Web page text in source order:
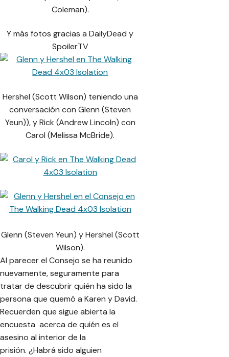
Coleman).
Y más fotos gracias a DailyDead y
SpoilerTV
Hershel (Scott Wilson) teniendo una
conversación con Glenn (Steven
Yeun)), y Rick (Andrew Lincoln) con
Carol (Melissa McBride).
Glenn (Steven Yeun) y Hershel (Scott
Wilson).
Al parecer el Consejo se ha reunido
nuevamente, seguramente para
tratar de descubrir quién ha sido la
persona que quemó a Karen y David.
Recuerden que sigue abierta la
encuesta acerca de quién es el
asesino al interior de la
prisión. ¿Habrá sido alguien